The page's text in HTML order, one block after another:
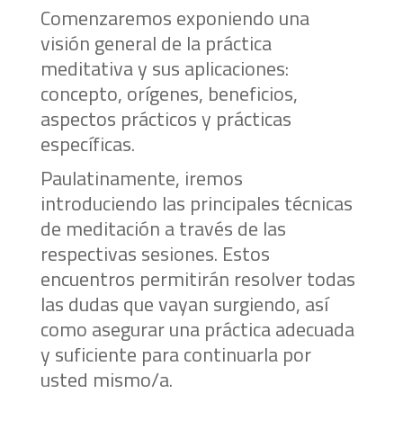
Comenzaremos exponiendo una
visión general de la práctica
meditativa y sus aplicaciones:
concepto, orígenes, beneficios,
aspectos prácticos y prácticas
específicas.
Paulatinamente, iremos
introduciendo las principales técnicas
de meditación a través de las
respectivas sesiones. Estos
encuentros permitirán resolver todas
las dudas que vayan surgiendo, así
como asegurar una práctica adecuada
y suficiente para continuarla por
usted mismo/a.